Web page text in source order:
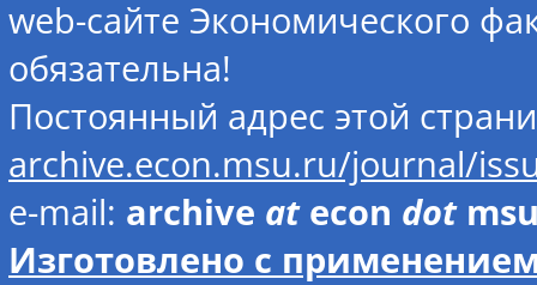
web-сайте Экономического
обязательна!
Постоянный адрес этой
archive.econ.msu.ru/journal/
e-mail: archive atecon dot
Изготовлено с